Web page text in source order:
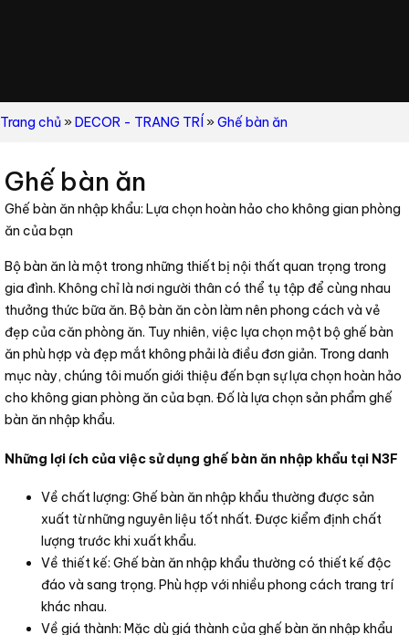
Trang chủ » DECOR - TRANG TRÍ » Ghế bàn ăn
Ghế bàn ăn
Ghế bàn ăn nhập khẩu: Lựa chọn hoàn hảo cho không gian phòng
ăn của bạn
Bộ bàn ăn là một trong những thiết bị nội thất quan trọng trong
gia đình. Không chỉ là nơi người thân có thể tụ tập để cùng nhau
thưởng thức bữa ăn. Bộ bàn ăn còn làm nên phong cách và vẻ
đẹp của căn phòng ăn. Tuy nhiên, việc lựa chọn một bộ ghế bàn
ăn phù hợp và đẹp mắt không phải là điều đơn giản. Trong danh
mục này, chúng tôi muốn giới thiệu đến bạn sự lựa chọn hoàn hảo
cho không gian phòng ăn của bạn. Đố là lựa chọn sản phẩm ghế
bàn ăn nhập khẩu.
Những lợi ích của việc sử dụng ghế bàn ăn nhập khẩu tại N3F
Về chất lượng: Ghế bàn ăn nhập khẩu thường được sản
xuất từ những nguyên liệu tốt nhất. Được kiểm định chất
lượng trước khi xuất khẩu.
Về thiết kế: Ghế bàn ăn nhập khẩu thường có thiết kế độc
đáo và sang trọng. Phù hợp với nhiều phong cách trang trí
khác nhau.
Về giá thành: Mặc dù giá thành của ghế bàn ăn nhập khẩu